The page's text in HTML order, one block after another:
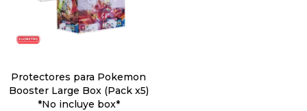
Protectores para Pokemon
Booster Large Box (Pack x5)
*No incluye box*